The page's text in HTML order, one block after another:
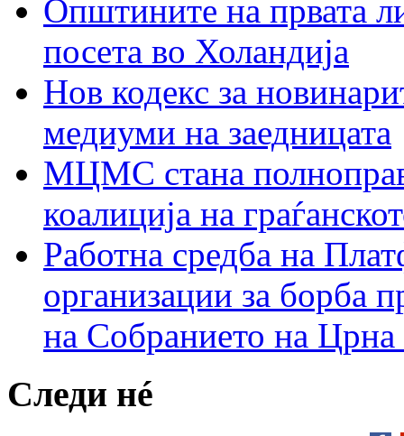
Општините на првата
посета во Холандија
Нов кодекс за
медиуми на заедницата
МЦМС стана
коалиција на
Работна средба на
организации за борба
на Собранието на Црна
Следи нé